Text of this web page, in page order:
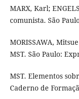
MARX, Karl;
comunista. São
MORISSAWA,
MST. São Paulo:
MST. Elementos
Caderno de